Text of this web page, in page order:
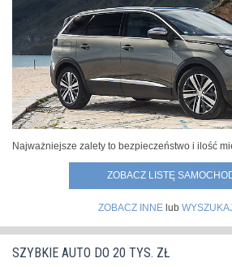
Najważniejsze zalety to bezpieczeństwo i ilość
ZOBACZ LISTĘ
ZOBACZ INNElub
SZYBKIE AUTO DO 20 TYS. ZŁ